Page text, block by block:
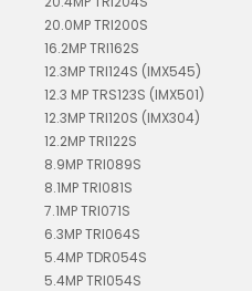
20.0MP TRI200S
16.2MP TRI162S
12.3MP TRI124S (IMX545)
12.3 MP TRS123S (IMX501)
12.3MP TRI120S (IMX304)
12.2MP TRI122S
8.9MP TRI089S
8.1MP TRI081S
7.1MP TRI071S
6.3MP TRI064S
5.4MP TDR054S
5.4MP TRI054S